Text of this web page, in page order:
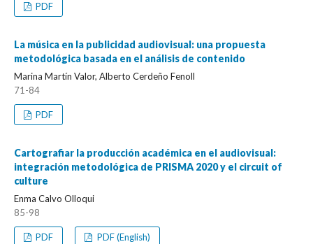
PDF
La música en la publicidad audiovisual: una propuesta
metodológica basada en el análisis de contenido
Marina Martín Valor, Alberto Cerdeño Fenoll
71-84
PDF
Cartografiar la producción académica en el audiovisual:
integración metodológica de PRISMA 2020 y el circuit of
culture
Enma Calvo Olloqui
85-98
PDF PDF (English)